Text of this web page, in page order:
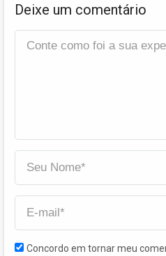
Deixe um comentário
Concordo em tornar meu